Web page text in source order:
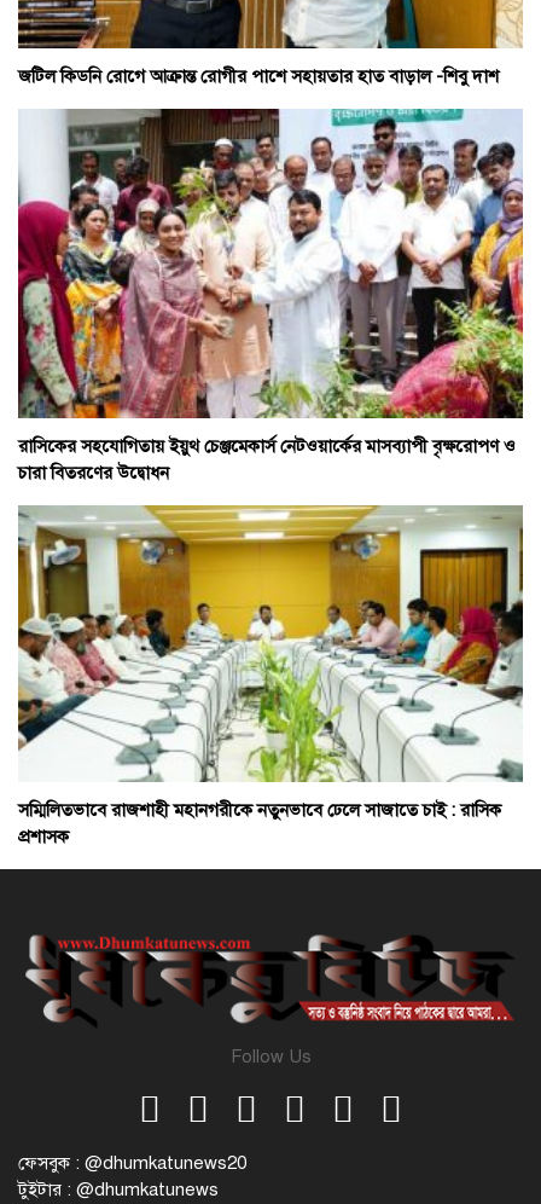
জটিল কিডনি রোগে আক্রান্ত রোগীর পাশে সহায়তার হাত বাড়াল -শিবু দাশ
রাসিকের সহযোগিতায় ইয়ুথ চেঞ্জমেকার্স নেটওয়ার্কের মাসব্যাপী বৃক্ষরোপণ ও
চারা বিতরণের উদ্বোধন
সম্মিলিতভাবে রাজশাহী মহানগরীকে নতুনভাবে ঢেলে সাজাতে চাই : রাসিক
প্রশাসক
Follow Us
ফেসবুক : @dhumkatunews20
টুইটার : @dhumkatunews